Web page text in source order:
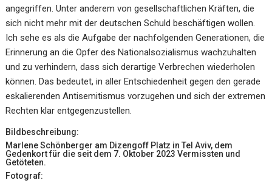
angegriffen. Unter anderem von gesellschaftlichen Kräften, die
sich nicht mehr mit der deutschen Schuld beschäftigen wollen.
Ich sehe es als die Aufgabe der nachfolgenden Generationen, die
Erinnerung an die Opfer des Nationalsozialismus wachzuhalten
und zu verhindern, dass sich derartige Verbrechen wiederholen
können. Das bedeutet, in aller Entschiedenheit gegen den gerade
eskalierenden Antisemitismus vorzugehen und sich der extremen
Rechten klar entgegenzustellen.
Bildbeschreibung:
Marlene Schönberger am Dizengoff Platz in Tel Aviv, dem
Gedenkort für die seit dem 7. Oktober 2023 Vermissten und
Getöteten.
Fotograf: